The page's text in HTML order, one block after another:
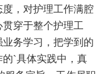
，对护理工作满腔
穿于整个护理工
务学习，把学到的
`具体实践中，真